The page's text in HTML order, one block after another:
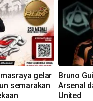
gelar
semarakan
Bruno
Arsenal
United